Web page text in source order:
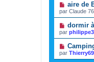
aire de
par Claude
dormir
par
par Thierry69